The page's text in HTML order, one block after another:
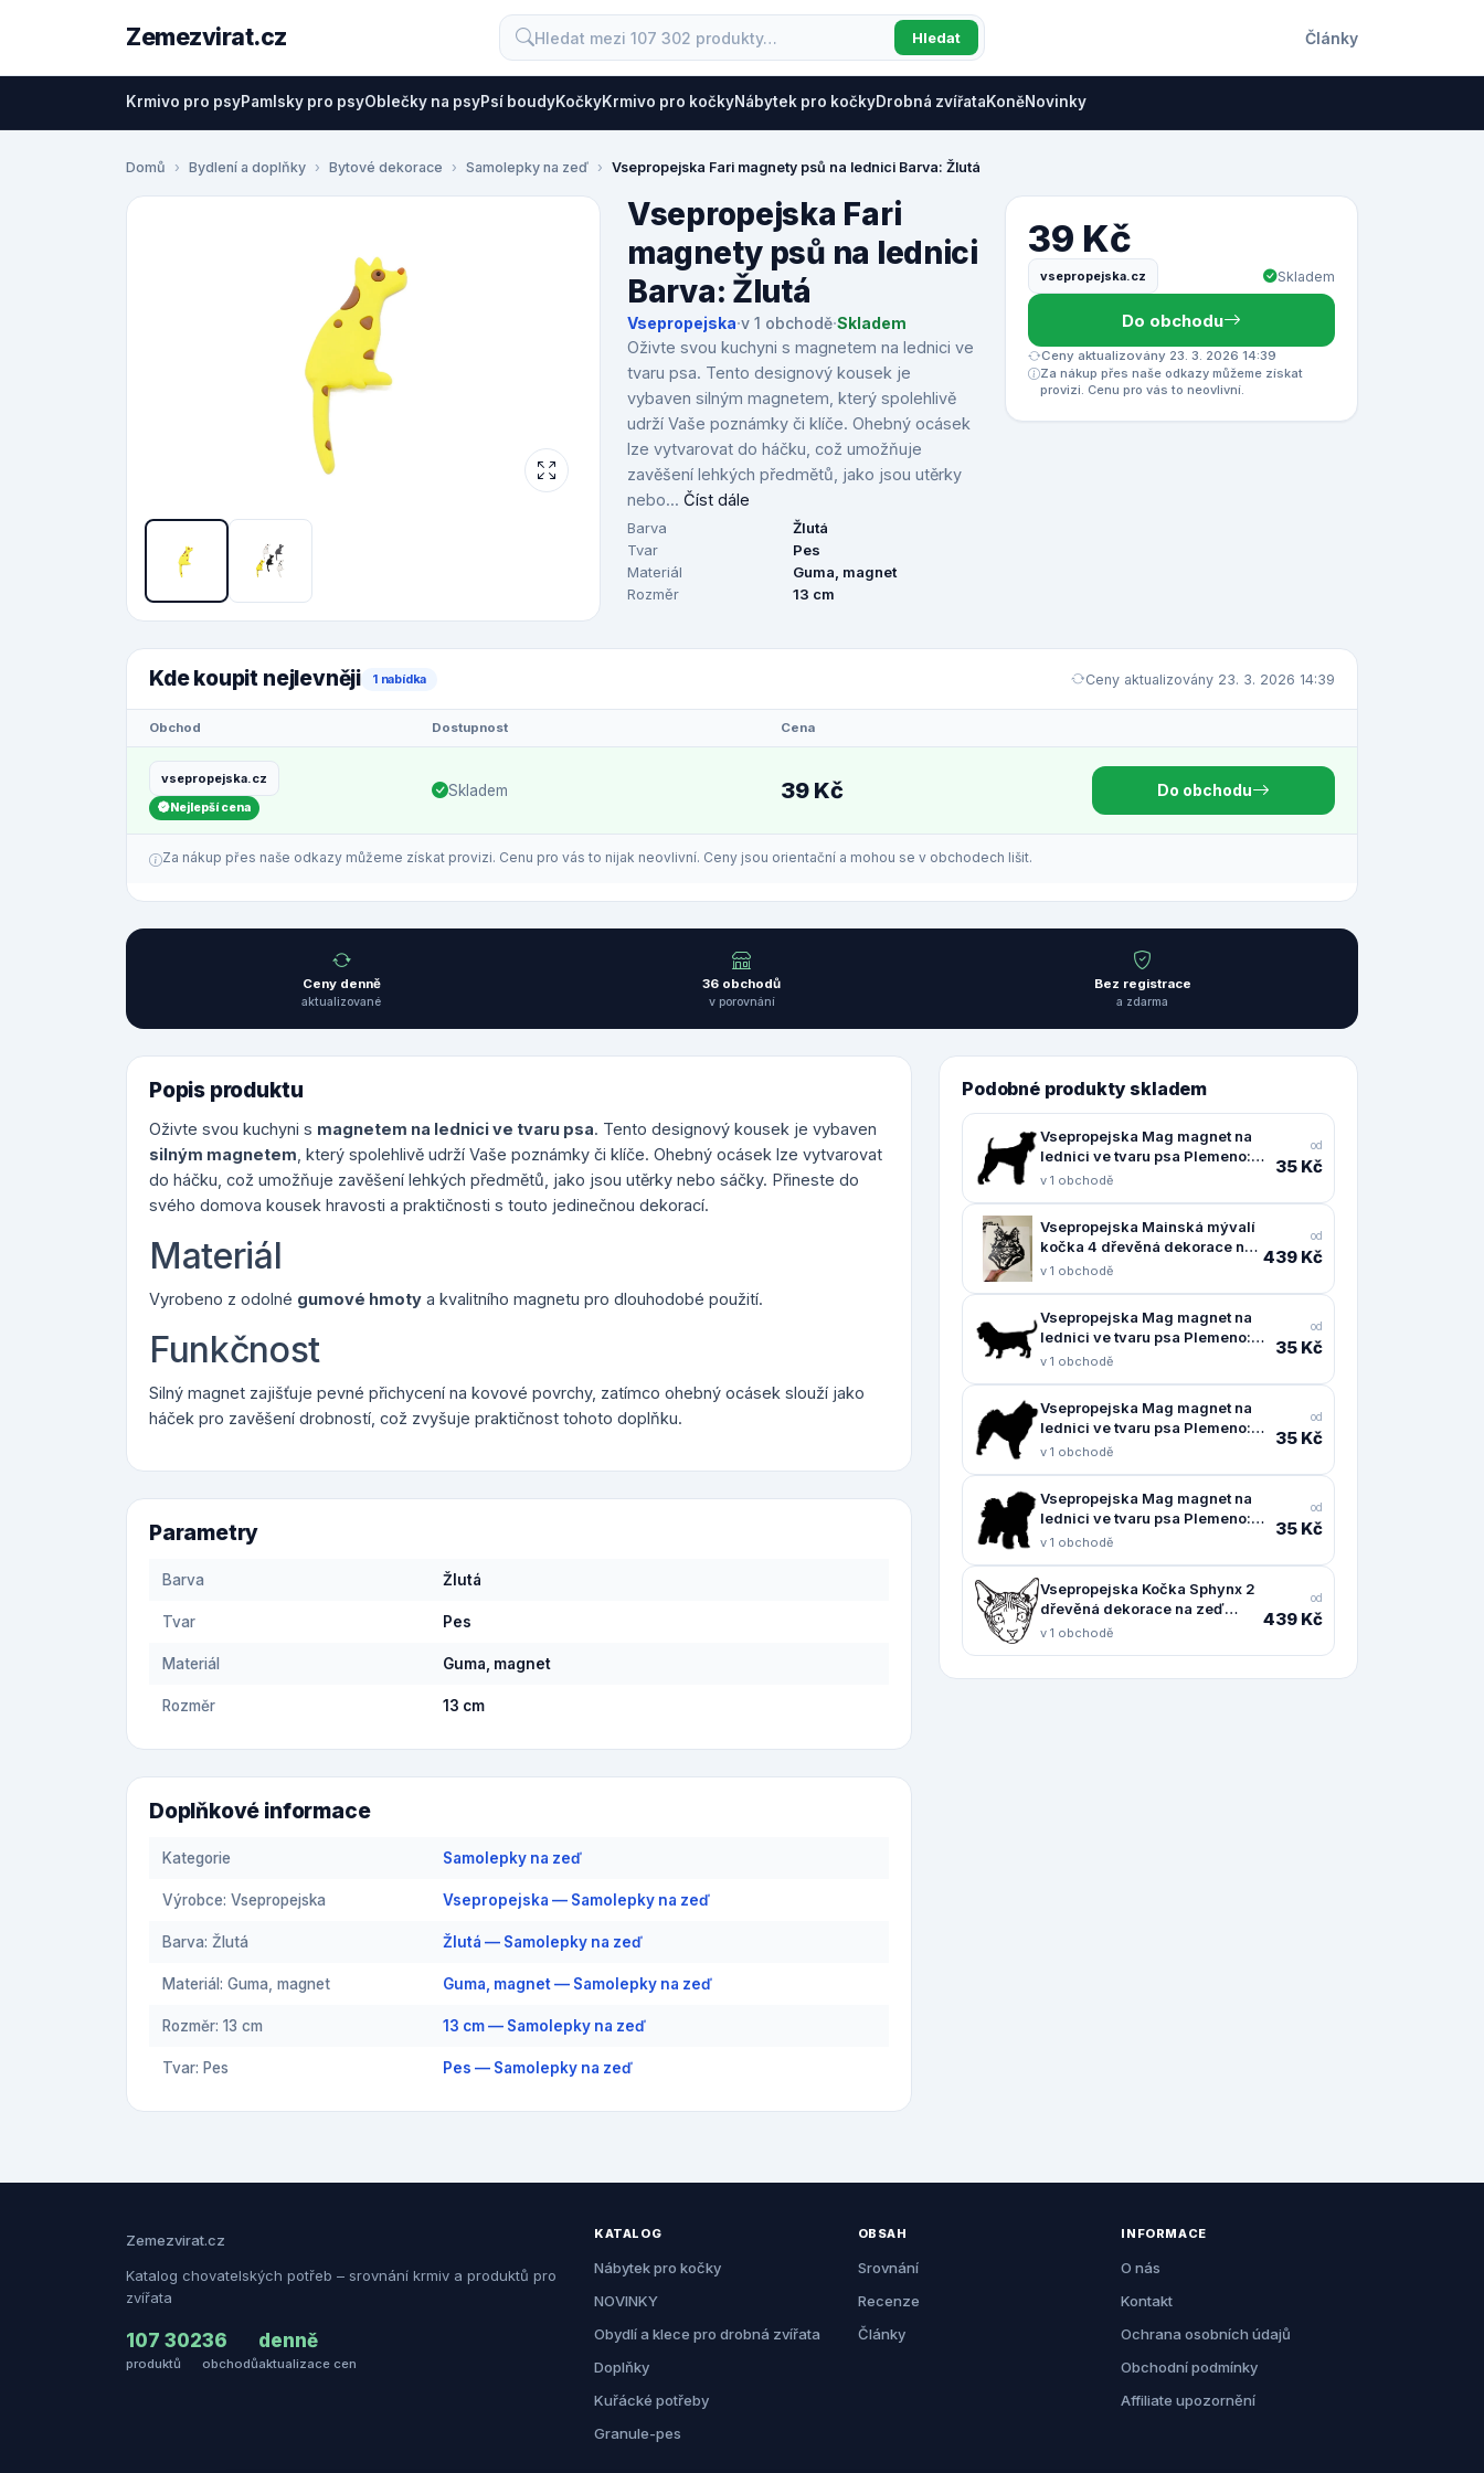
Zemezvirat.cz Hledat Články
Krmivo pro psyPamlsky pro psyOblečky na psyPsí boudyKočkyKrmivo pro kočkyNábytek pro kočkyDrobná zvířataKoněNovinky
Domů Bydlení a doplňky Bytové dekorace Samolepky na zeď Vsepropejska Fari magnety psů na lednici Barva: Žlutá
Vsepropejska Fari
magnety psů na lednici
Barva: Žlutá
Vsepropejska·v 1 obchodě·Skladem
Oživte svou kuchyni s magnetem na lednici ve
tvaru psa. Tento designový kousek je
vybaven silným magnetem, který spolehlivě
udrží Vaše poznámky či klíče. Ohebný ocásek
lze vytvarovat do háčku, což umožňuje
zavěšení lehkých předmětů, jako jsou utěrky
nebo... Číst dále
Barva
Žlutá
Tvar
Pes
Materiál
Guma, magnet
Rozměr
13 cm
39 Kč
vsepropejska.cz Skladem
Do obchodu
Ceny aktualizovány 23. 3. 2026 14:39
Za nákup přes naše odkazy můžeme získat
provizi. Cenu pro vás to neovlivní.
Kde koupit nejlevněji 1 nabídka Ceny aktualizovány 23. 3. 2026 14:39
Obchod Dostupnost Cena
vsepropejska.cz
Nejlepší cena
Skladem 39 Kč Do obchodu
Za nákup přes naše odkazy můžeme získat provizi. Cenu pro vás to nijak neovlivní. Ceny jsou orientační a mohou se v obchodech lišit.
Ceny denně
aktualizované
36 obchodů
v porovnání
Bez registrace
a zdarma
Popis produktu
Oživte svou kuchyni s magnetem na lednici ve tvaru psa. Tento designový kousek je vybaven
silným magnetem , který spolehlivě udrží Vaše poznámky či klíče. Ohebný ocásek lze vytvarovat
do háčku, což umožňuje zavěšení lehkých předmětů, jako jsou utěrky nebo sáčky. Přineste do
svého domova kousek hravosti a praktičnosti s touto jedinečnou dekorací.
Materiál
Vyrobeno z odolné gumové hmoty a kvalitního magnetu pro dlouhodobé použití.
Funkčnost
Silný magnet zajišťuje pevné přichycení na kovové povrchy, zatímco ohebný ocásek slouží jako
háček pro zavěšení drobností, což zvyšuje praktičnost tohoto doplňku.
Parametry
Barva Žlutá
Tvar Pes
Materiál Guma, magnet
Rozměr 13 cm
Doplňkové informace
Kategorie Samolepky na zeď
Výrobce: Vsepropejska Vsepropejska — Samolepky na zeď
Barva: Žlutá Žlutá — Samolepky na zeď
Materiál: Guma, magnet Guma, magnet — Samolepky na zeď
Rozměr: 13 cm 13 cm — Samolepky na zeď
Tvar: Pes Pes — Samolepky na zeď
Podobné produkty skladem
Vsepropejska Mag magnet na
lednici ve tvaru psa Plemeno:
Erdelteriér
v 1 obchodě
od
35 Kč
Vsepropejska Mainská mývalí
kočka 4 dřevěná dekorace na
zeď Rozměr (cm): 38 x 30
v 1 obchodě
od
439 Kč
Vsepropejska Mag magnet na
lednici ve tvaru psa Plemeno:
Baset
v 1 obchodě
od
35 Kč
Vsepropejska Mag magnet na
lednici ve tvaru psa Plemeno:
Čau čau
v 1 obchodě
od
35 Kč
Vsepropejska Mag magnet na
lednici ve tvaru psa Plemeno:
Boloňský psík
v 1 obchodě
od
35 Kč
Vsepropejska Kočka Sphynx 2
dřevěná dekorace na zeď
Rozměr (cm): 38 x 37, Dekor:
v 1 obchodě
od
439 Kč
Zemezvirat.cz
Katalog chovatelských potřeb – srovnání krmiv a produktů pro
zvířata
107 302
produktů
36
obchodů
denně
aktualizace cen
KATALOG
Nábytek pro kočky
NOVINKY
Obydlí a klece pro drobná zvířata
Doplňky
Kuřácké potřeby
Granule-pes
OBSAH
Srovnání
Recenze
Články
INFORMACE
O nás
Kontakt
Ochrana osobních údajů
Obchodní podmínky
Affiliate upozornění